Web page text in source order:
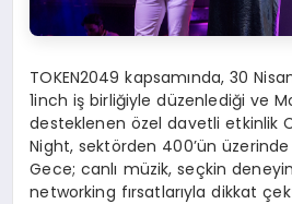
TOKEN2049 kapsamında, 30
1inch iş birliğiyle düzenlediği ve
desteklenen özel davetli etkinlik
Night, sektörden 400’ün
Gece; canlı müzik, seçkin
networking fırsatlarıyla dikkat